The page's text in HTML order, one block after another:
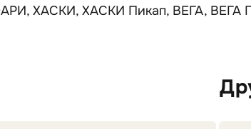
ХАСКИ, ХАСКИ Пикап, ВЕГА, ВЕГА